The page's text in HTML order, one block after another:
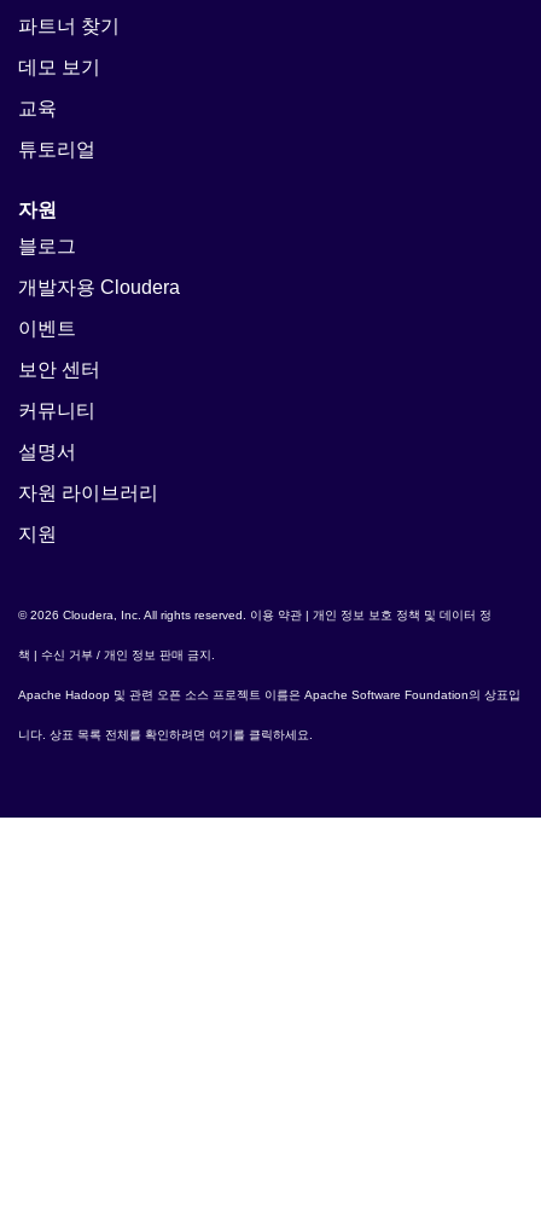
파트너 찾기
데모 보기
교육
튜토리얼
자원
블로그
개발자용 Cloudera
이벤트
보안 센터
커뮤니티
설명서
자원 라이브러리
지원
© 2026 Cloudera, Inc. All rights reserved. 이용 약관 | 개인 정보 보호 정책 및 데이터 정
책 | 수신 거부 / 개인 정보 판매 금지
Apache Hadoop 및 관련 오픈 소스 프로젝트 이름은 Apache Software Foundation의 상표입
니다. 상표 목록 전체를 확인하려면 여기를 클릭하세요.